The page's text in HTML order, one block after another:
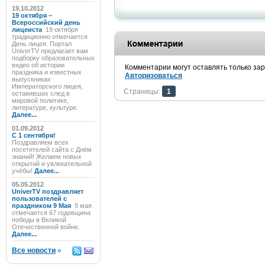
19.10.2012
19 октября –
Всероссийский день
лицеиста 19 октября
традиционно отмечается
День лицея. Портал
UniverTV предлагает вам
подборку образовательных
видео об истории
праздника и известных
выпускниках
Императорского лицея,
оставивших след в
мировой политике,
литературе, культуре.
Далее...
01.09.2012
C 1 сентября!
Поздравляем всех
посетителей сайта с Днём
знаний! Желаем новых
открытий и увлекательной
учёбы! Далее...
05.05.2012
UniverTV поздравляет
пользователей с
праздником 9 Мая 9 мая
отмечается 67 годовщина
победы в Великой
Отечественной войне.
Далее...
Все новости »
Комментарии могут оставлять только
Авторизоваться
Страницы:
1